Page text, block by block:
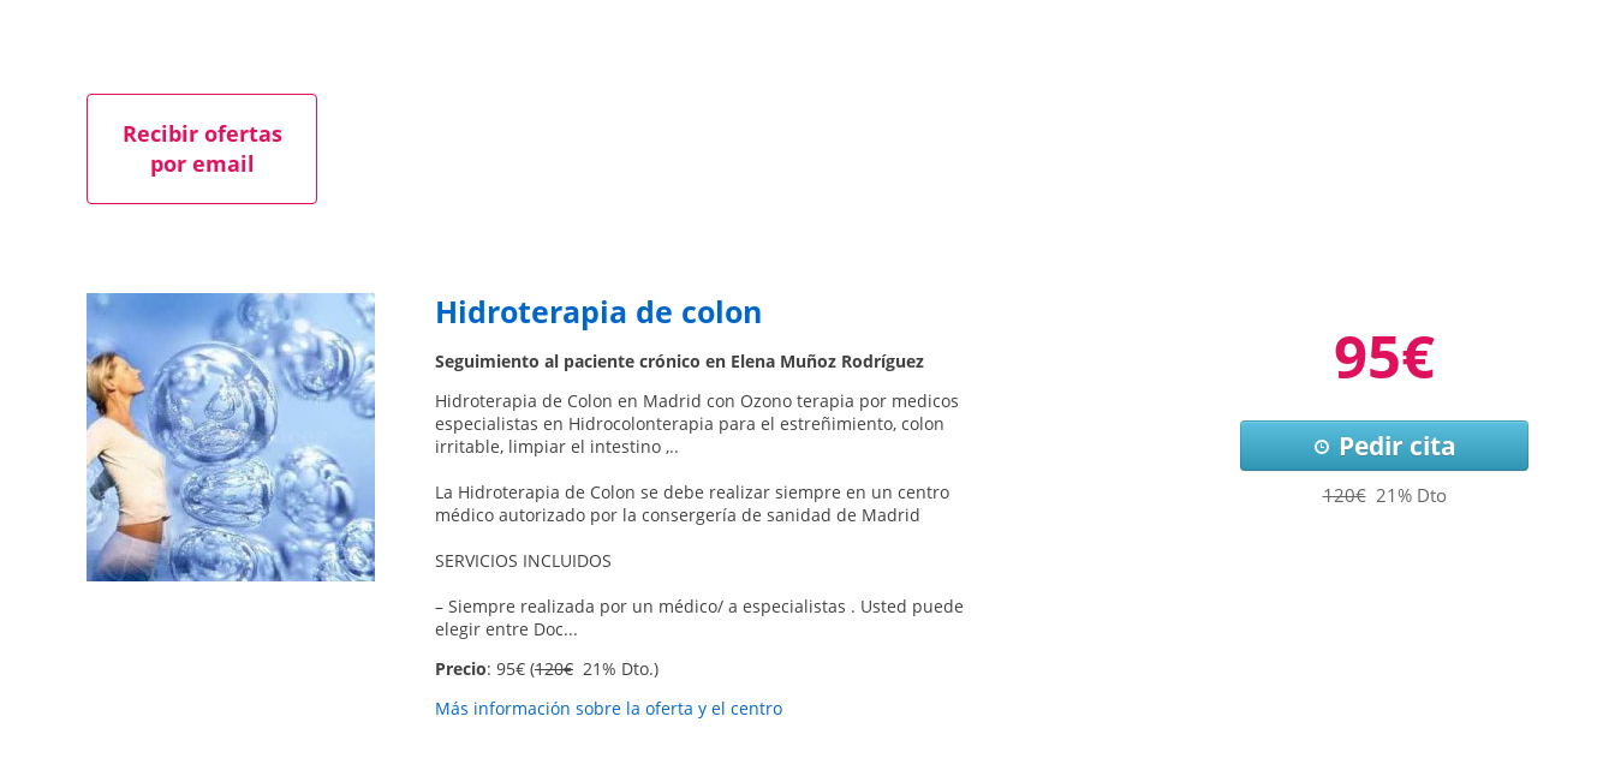
Recibir ofertas
por email
Hidroterapia de colon
Seguimiento al paciente crónico en Elena Muñoz Rodríguez
Hidroterapia de Colon en Madrid con Ozono terapia por medicos
especialistas en Hidrocolonterapia para el estreñimiento, colon
irritable, limpiar el intestino ,..
La Hidroterapia de Colon se debe realizar siempre en un centro
médico autorizado por la consergería de sanidad de Madrid
SERVICIOS INCLUIDOS
– Siempre realizada por un médico/ a especialistas . Usted puede
elegir entre Doc...
Precio: 95€ (120€ 21% Dto.)
Más información sobre la oferta y el centro
95€
Pedir cita
120€ 21% Dto